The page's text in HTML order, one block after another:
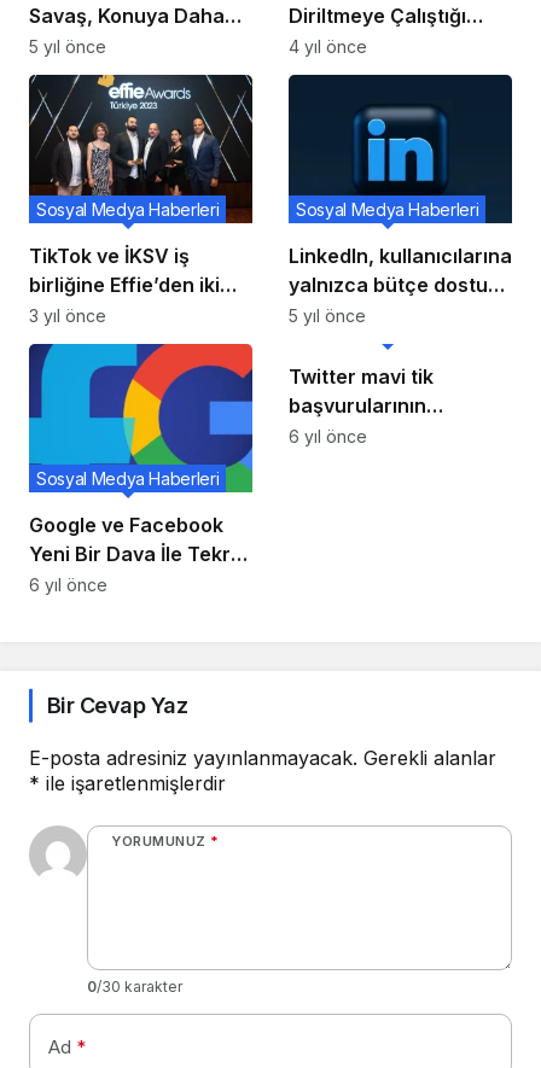
Savaş, Konuya Daha
Fazla Işık Tutmayı
Hedefleyen Yeni Web
Sitesiyle Devam Ediyor
5 yıl önce
Diriltmeye Çalıştığı
‘Hangouts’ Nihayet
Kapatılıyor: Kullanıcılar
Başka Bir Uygulamaya
Taşınacak
4 yıl önce
TikTok ve İKSV iş
birliğine Effie’den iki
prestijli ödül birden!
Sosyal Medya Haberleri
3 yıl önce
LinkedIn, kullanıcılarına
yalnızca bütçe dostu
premium üyelik
sağlamakla kalmıyor,
aynı zamanda Premium
News özelliğinin test
edilmesiyle kaynakları
Sosyal Medya Haberleri
5 yıl önce
Google ve Facebook
Yeni Bir Dava İle Tekrar
Gündeme Geldi!
Sosyal Medya Haberleri
6 yıl önce
Twitter mavi tik
başvurularının
incelenme tarihini
Sosyal Medya Haberleri
6 yıl önce
Bir Cevap Yaz
E-posta adresiniz yayınlanmayacak. Gerekli alanlar
* ile işaretlenmişlerdir
YORUMUNUZ *
0/30 karakter
Ad *